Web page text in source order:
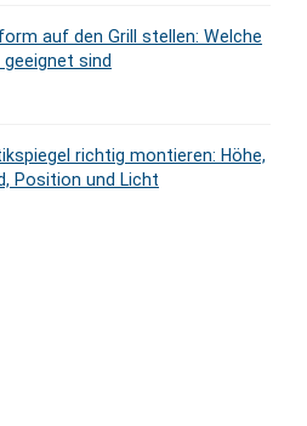
auf den Grill stellen: Welche
geeignet sind
richtig montieren: Höhe,
Position und Licht